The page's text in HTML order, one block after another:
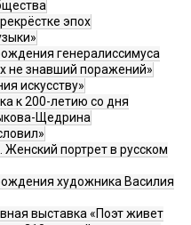
эпох
генералиссимуса
не знавший поражений»
искусству»
к 200-летию со дня
Щедрина
портрет в русском
художника Василия
выставка «Поэт живет